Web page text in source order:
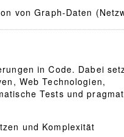
von Graph-Daten
in Code. Dabei
Web Technologien,
Tests und
und Komplexität